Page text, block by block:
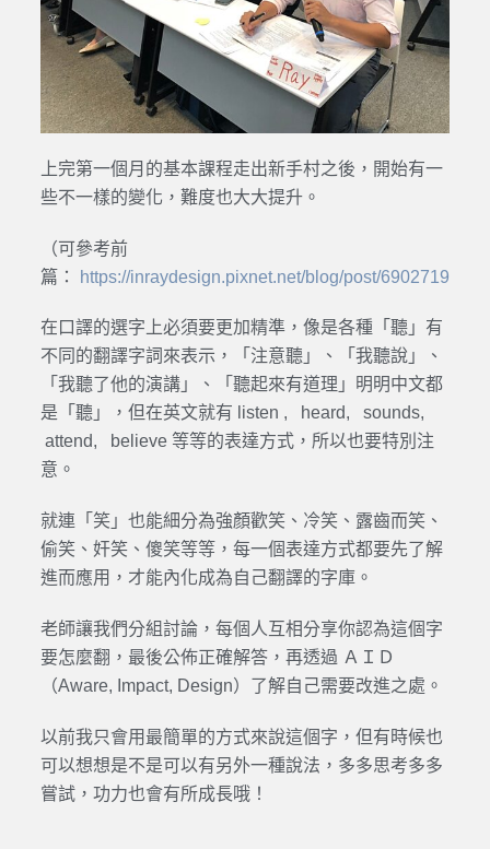
上完第一個月的基本課程走出新手村之後，開始有一
些不一樣的變化，難度也大大提升。
（可參考前
篇：
https://inraydesign.pixnet.net/blog/post/69027196
在口譯的選字上必須要更加精準，像是各種「聽」有
不同的翻譯字詞來表示，「注意聽」、「我聽說」、
「我聽了他的演講」、「聽起來有道理」明明中文都
是「聽」，但在英文就有 listen , heard, sounds,
attend, believe 等等的表達方式，所以也要特別注
意。
就連「笑」也能細分為強顏歡笑、冷笑、露齒而笑、
偷笑、奸笑、傻笑等等，每一個表達方式都要先了解
進而應用，才能內化成為自己翻譯的字庫。
老師讓我們分組討論，每個人互相分享你認為這個字
要怎麼翻，最後公佈正確解答，再透過 ＡＩＤ
（Aware, Impact, Design）了解自己需要改進之處。
以前我只會用最簡單的方式來說這個字，但有時候也
可以想想是不是可以有另外一種說法，多多思考多多
嘗試，功力也會有所成長哦！